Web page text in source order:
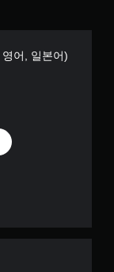
어, 일본어)